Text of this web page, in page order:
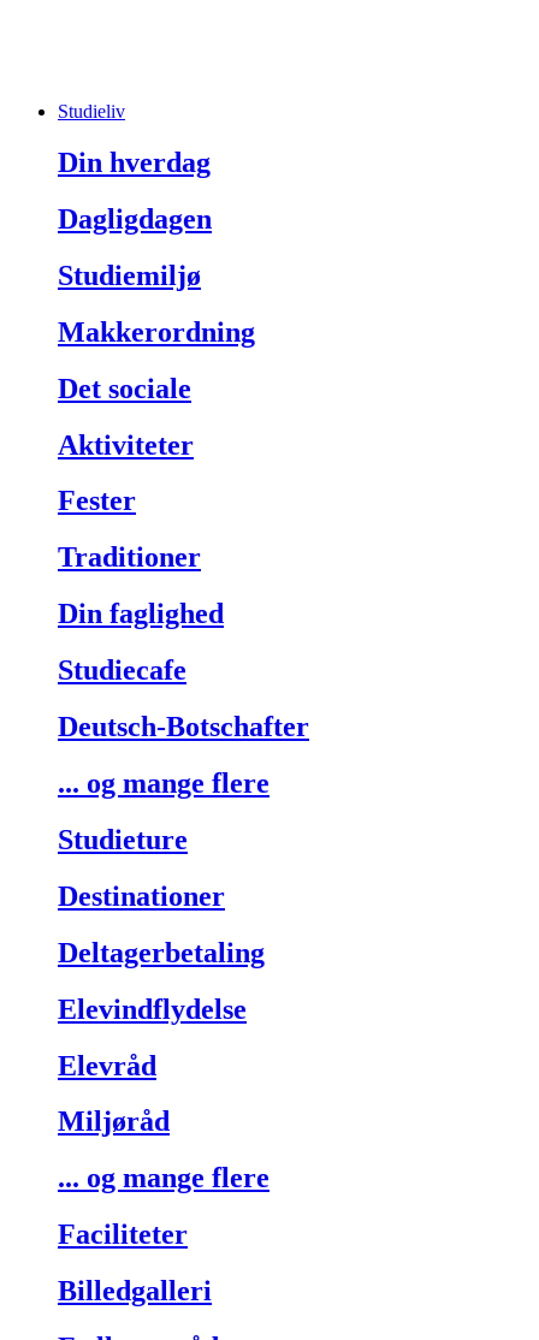
Studieliv
Din hverdag
Dagligdagen
Studiemiljø
Makkerordning
Det sociale
Aktiviteter
Fester
Traditioner
Din faglighed
Studiecafe
Deutsch-Botschafter
... og mange flere
Studieture
Destinationer
Deltagerbetaling
Elevindflydelse
Elevråd
Miljøråd
... og mange flere
Faciliteter
Billedgalleri